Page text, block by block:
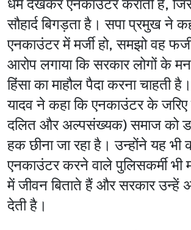
धर्म देखकर एनकाउंटर कराती है,
सौहार्द बिगड़ता है। सपा प्रमुख ने
एनकाउंटर में मर्जी हो, समझो वह
आरोप लगाया कि सरकार लोगों के
हिंसा का माहौल पैदा करना चाहती
यादव ने कहा कि एनकाउंटर के जरिए
दलित और अल्पसंख्यक) समाज को
हक छीना जा रहा है। उन्होंने यह भी
एनकाउंटर करने वाले पुलिसकर्मी भी
में जीवन बिताते हैं और सरकार उन्हें
देती है।